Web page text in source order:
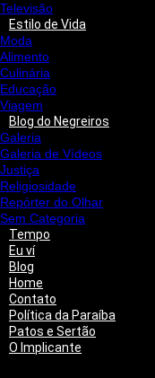
Televisão
Estilo de Vida
Moda
Alimento
Culinária
Educação
Viagem
Blog do Negreiros
Galeria
Galeria de Vídeos
Justiça
Religiosidade
Repórter do Olhar
Sem Categoria
Tempo
Eu ví
Blog
Home
Contato
Política da Paraíba
Patos e Sertão
O Implicante